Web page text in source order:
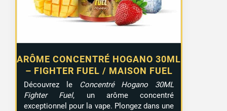
ARÔME CONCENTRÉ HOGANO 30ML
– FIGHTER FUEL / MAISON FUEL
Découvrez le Concentré Hogano 30ML
Fighter Fuel, un arôme concentré
exceptionnel pour la vape. Plongez dans une